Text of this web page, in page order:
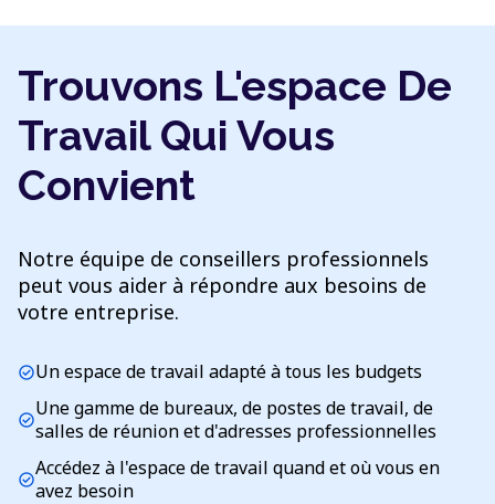
Trouvons L'espace De
Travail Qui Vous
Convient
Notre équipe de conseillers professionnels
peut vous aider à répondre aux besoins de
votre entreprise.
check_circleUn espace de travail adapté à tous les budgets
check_circleUne gamme de bureaux, de postes de travail, de
salles de réunion et d'adresses professionnelles
check_circleAccédez à l'espace de travail quand et où vous en
avez besoin